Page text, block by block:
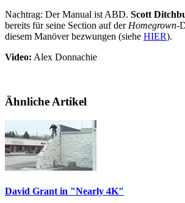
Nachtrag: Der Manual ist ABD. Scott
bereits für seine Section auf der Homegrown-
diesem Manöver bezwungen (siehe HIER).
Video: Alex Donnachie
Ähnliche Artikel
David Grant in "Nearly 4K"